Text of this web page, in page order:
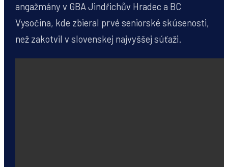
angažmány v GBA Jindřichův Hradec a BC
Vysočina, kde zbieral prvé seniorské skúsenosti,
než zakotvil v slovenskej najvyššej súťaži.